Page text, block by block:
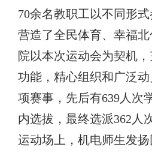
70余名教职工以不同形式
营造了全民体育、幸福
院以本次运动会为契机
功能，精心组织和广泛
项赛事，先后有639人次
内选拔，最终选派362 人
运动场上，机电师生发